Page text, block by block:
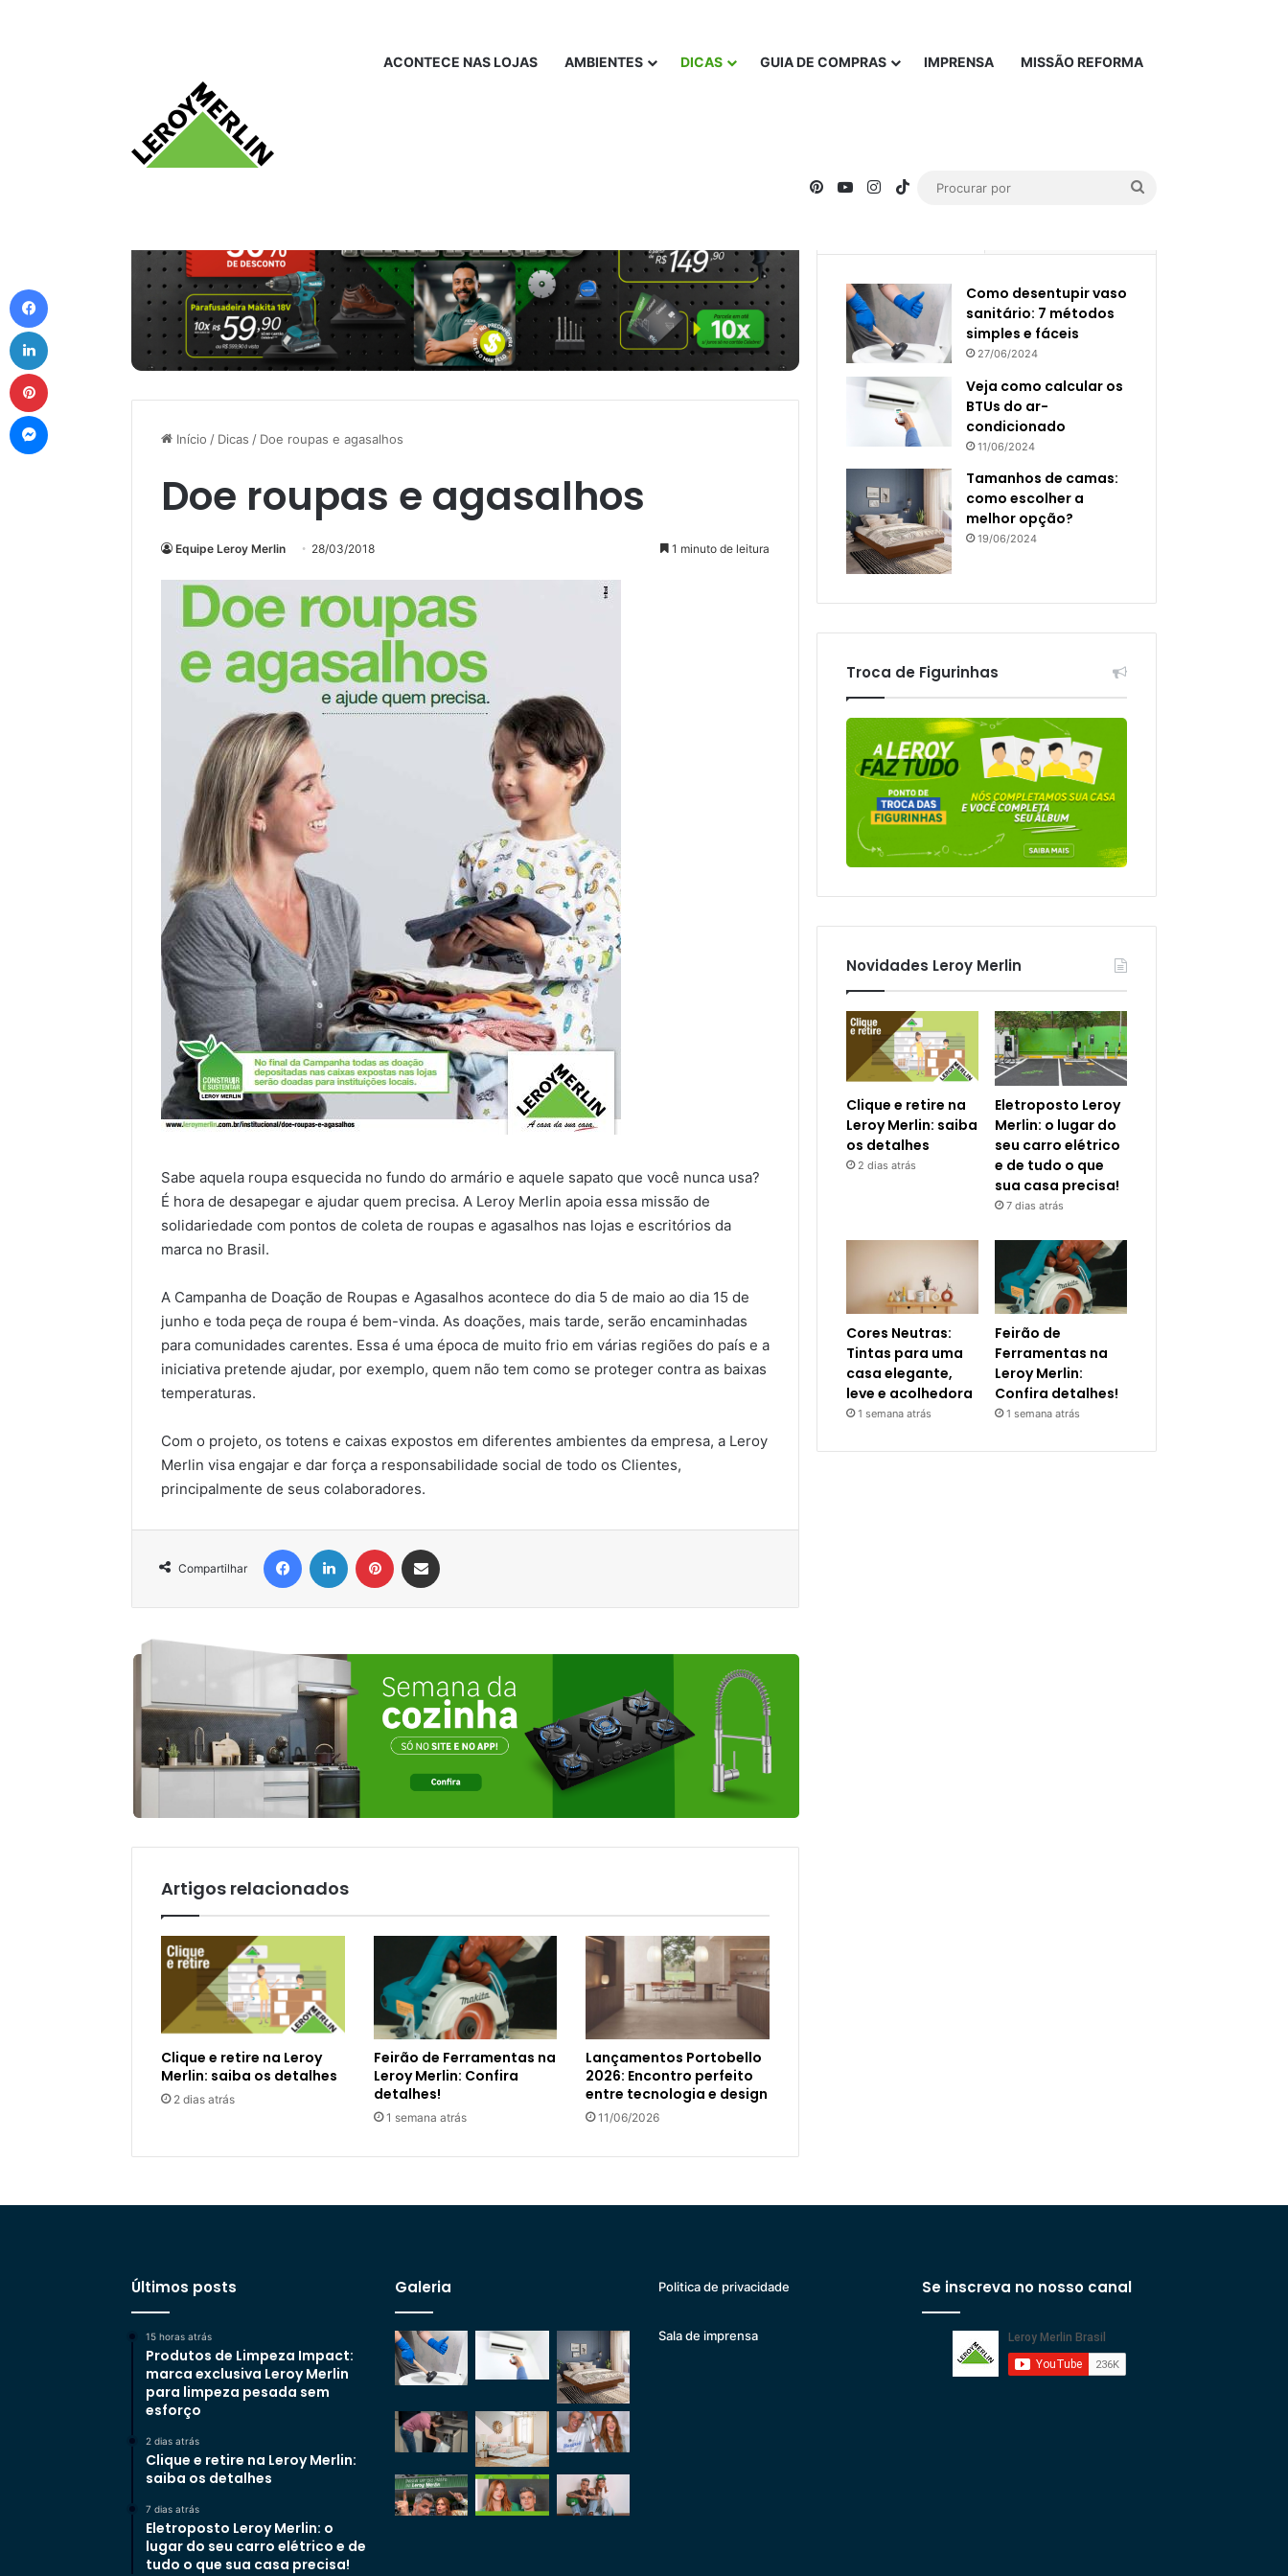
ACONTECE NAS LOJAS AMBIENTES DICAS GUIA DE COMPRAS IMPRENSA MISSÃO REFORMA
PinterestYouTubeInstagram
TikTok
Início / Dicas / Doe roupas e agasalhos
Doe roupas e agasalhos
Equipe Leroy Merlin 28/03/2018 1 minuto de leitura
Sabe aquela roupa esquecida no fundo do armário e aquele sapato que você nunca usa?
É hora de desapegar e ajudar quem precisa. A Leroy Merlin apoia essa missão de
solidariedade com pontos de coleta de roupas e agasalhos nas lojas e escritórios da
marca no Brasil.
A Campanha de Doação de Roupas e Agasalhos acontece do dia 5 de maio ao dia 15 de
junho e toda peça de roupa é bem-vinda. As doações, mais tarde, serão encaminhadas
para comunidades carentes. Essa é uma época de muito frio em várias regiões do país e a
iniciativa pretende ajudar, por exemplo, quem não tem como se proteger contra as baixas
temperaturas.
Com o projeto, os totens e caixas expostos em diferentes ambientes da empresa, a Leroy
Merlin visa engajar e dar força a responsabilidade social de todo os Clientes,
principalmente de seus colaboradores.
Compartilhar
FacebookLinkedin Pinterest
Artigos relacionados
Clique e retire na Leroy
Merlin: saiba os detalhes
2 dias atrás
Feirão de Ferramentas na
Leroy Merlin: Confira
detalhes!
1 semana atrás
Lançamentos Portobello
2026: Encontro perfeito
entre tecnologia e design
11/06/2026
Como desentupir vaso
sanitário: 7 métodos
simples e fáceis
27/06/2024
Veja como calcular os
BTUs do ar-
condicionado
11/06/2024
Tamanhos de camas:
como escolher a
melhor opção?
19/06/2024
Troca de Figurinhas
Novidades Leroy Merlin
Clique e retire na
Leroy Merlin: saiba
os detalhes
2 dias atrás
Eletroposto Leroy
Merlin: o lugar do
seu carro elétrico
e de tudo o que
sua casa precisa!
7 dias atrás
Cores Neutras:
Tintas para uma
casa elegante,
leve e acolhedora
1 semana atrás
Feirão de
Ferramentas na
Leroy Merlin:
Confira detalhes!
1 semana atrás
Últimos posts
15 horas atrás
Produtos de Limpeza Impact:
marca exclusiva Leroy Merlin
para limpeza pesada sem
esforço
2 dias atrás
Clique e retire na Leroy Merlin:
saiba os detalhes
7 dias atrás
Eletroposto Leroy Merlin: o
lugar do seu carro elétrico e de
tudo o que sua casa precisa!
Galeria Politica de privacidade
Sala de imprensa
Se inscreva no nosso canal